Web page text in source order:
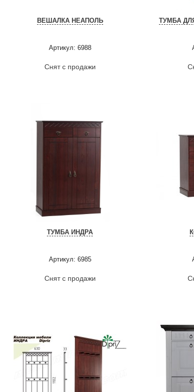
ВЕШАЛКА НЕАПОЛЬ
Артикул: 6988
Снят с продажи
ТУМБА
ТУМБА ИНДРА
Артикул: 6985
Снят с продажи